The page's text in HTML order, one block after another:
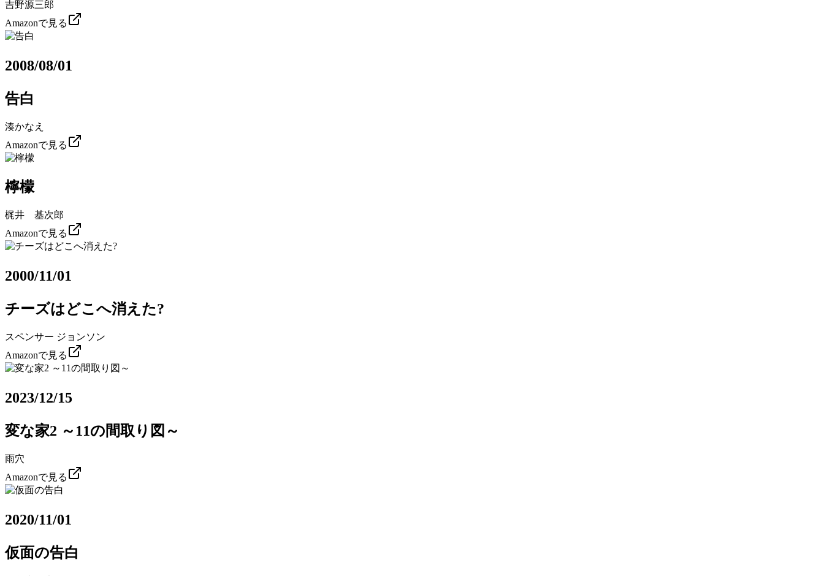
吉野源三郎
Amazonで見る
2008/08/01
告白
湊かなえ
Amazonで見る
檸檬
梶井 基次郎
Amazonで見る
2000/11/01
チーズはどこへ消えた?
スペンサー ジョンソン
Amazonで見る
2023/12/15
変な家2 ～11の間取り図～
雨穴
Amazonで見る
2020/11/01
仮面の告白